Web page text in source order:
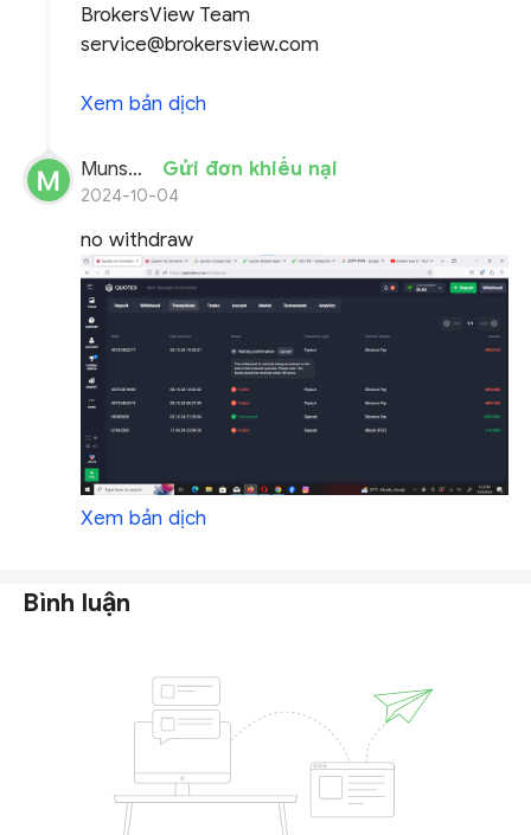
BrokersView Team
service@brokersview.com
Xem bản dịch
Munshi Muntasir Munajat Gửi đơn khiếu nại
2024-10-04
no withdraw
Xem bản dịch
Bình luận